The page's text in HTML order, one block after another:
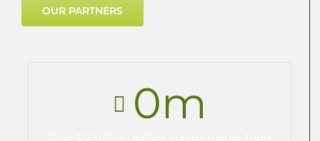
OUR PARTNERS
0m